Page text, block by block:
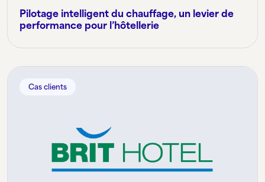
Pilotage intelligent du chauffage, un levier de
performance pour l’hôtellerie
Cas clients